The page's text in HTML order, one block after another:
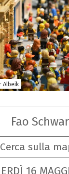
Albeik
Fao
Cerca sulla
16